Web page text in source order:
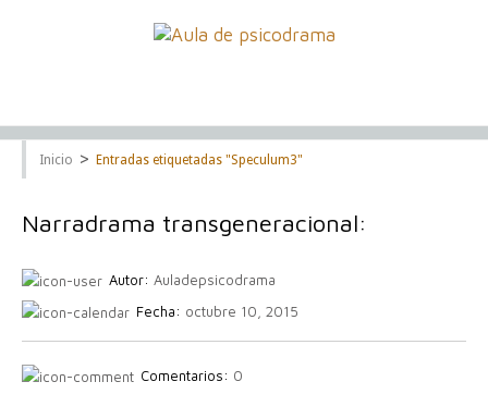
Inicio > Entradas etiquetadas "Speculum3"
Narradrama transgeneracional:
Autor: Auladepsicodrama
Fecha: octubre 10, 2015
Comentarios: 0